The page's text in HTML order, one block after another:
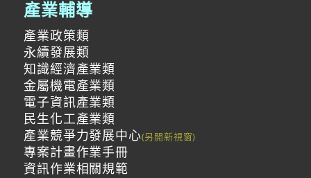
產業輔導
產業政策類
永續發展類
知識經濟產業類
金屬機電產業類
電子資訊產業類
民生化工產業類
產業競爭力發展中心
專案計畫作業手冊
資訊作業相關規範